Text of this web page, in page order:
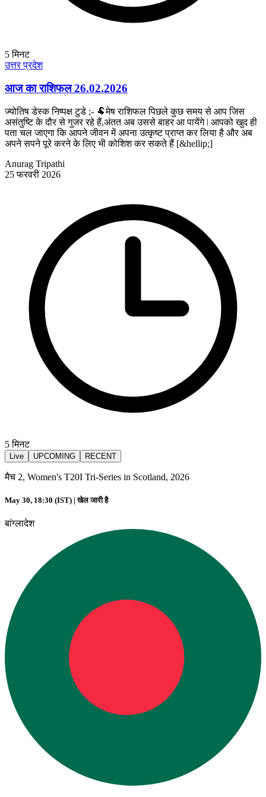
5मिनट
उत्तर प्रदेश
आज का राशिफल 26.02.2026
ज्योतिष डेस्क निष्पक्ष टुडे ;- 🐏मेष राशिफल पिछले कुछ समय से आप जिस
असंतुष्टि के दौर से गुजर रहे हैं,अंतत अब उससे बाहर आ पायेंगे ǀ आपको खुद ही
पता चल जाएगा कि आपने जीवन में अपना उत्कृष्ट प्राप्त कर लिया है और अब
अपने सपने पूरे करने के लिए भी कोशिश कर सकते हैं [&hellip;]
Anurag Tripathi
25 फरवरी 2026
5मिनट
Live UPCOMING RECENT
मैच 2, Women's T20I Tri-Series in Scotland, 2026
May 30, 18:30 (IST) |खेल जारी है
बांग्लादेश